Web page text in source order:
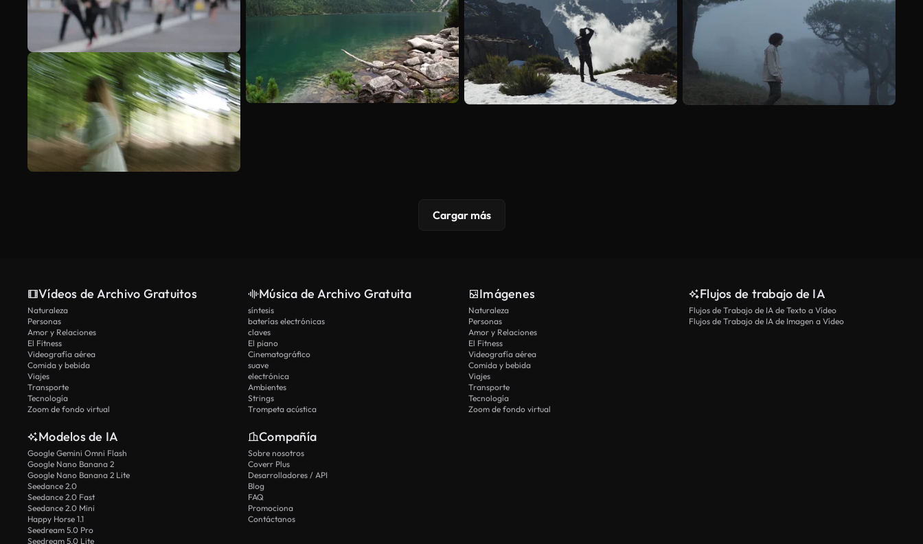
Cargar más
Vídeos de Archivo Gratuitos
Naturaleza
Personas
Amor y Relaciones
El Fitness
Videografía aérea
Comida y bebida
Viajes
Transporte
Tecnología
Zoom de fondo virtual
Música de Archivo Gratuita
síntesis
baterías electrónicas
claves
El piano
Cinematográfico
suave
electrónica
Ambientes
Strings
Trompeta acústica
Imágenes
Naturaleza
Personas
Amor y Relaciones
El Fitness
Videografía aérea
Comida y bebida
Viajes
Transporte
Tecnología
Zoom de fondo virtual
Flujos de trabajo de IA
Flujos de Trabajo de IA de Texto a Vídeo
Flujos de Trabajo de IA de Imagen a Vídeo
Modelos de IA
Google Gemini Omni Flash
Google Nano Banana 2
Google Nano Banana 2 Lite
Seedance 2.0
Seedance 2.0 Fast
Seedance 2.0 Mini
Happy Horse 1.1
Seedream 5.0 Pro
Seedream 5.0 Lite
Compañía
Sobre nosotros
Coverr Plus
Desarrolladores / API
Blog
FAQ
Promociona
Contáctanos